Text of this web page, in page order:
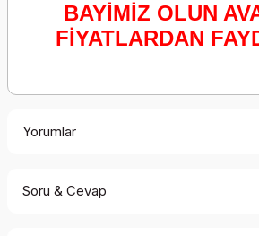
BAYİMİZ OLUN
FİYATLARDAN
Yorumlar
Soru & Cevap